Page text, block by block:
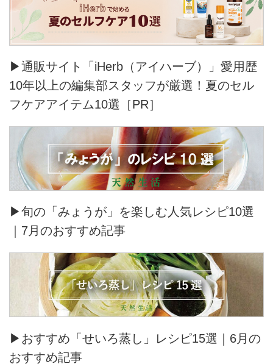
▶通販サイト「iHerb（アイハーブ）」愛用歴
10年以上の編集部スタッフが厳選！夏のセル
フケアアイテム10選［PR］
▶旬の「みょうが」を楽しむ人気レシピ10選
｜7月のおすすめ記事
▶おすすめ「せいろ蒸し」レシピ15選｜6月の
おすすめ記事